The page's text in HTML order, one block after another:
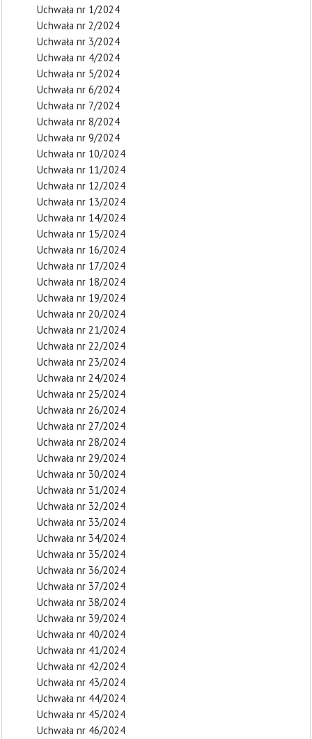
Uchwała nr 1/2024
Uchwała nr 2/2024
Uchwała nr 3/2024
Uchwała nr 4/2024
Uchwała nr 5/2024
Uchwała nr 6/2024
Uchwała nr 7/2024
Uchwała nr 8/2024
Uchwała nr 9/2024
Uchwała nr 10/2024
Uchwała nr 11/2024
Uchwała nr 12/2024
Uchwała nr 13/2024
Uchwała nr 14/2024
Uchwała nr 15/2024
Uchwała nr 16/2024
Uchwała nr 17/2024
Uchwała nr 18/2024
Uchwała nr 19/2024
Uchwała nr 20/2024
Uchwała nr 21/2024
Uchwała nr 22/2024
Uchwała nr 23/2024
Uchwała nr 24/2024
Uchwała nr 25/2024
Uchwała nr 26/2024
Uchwała nr 27/2024
Uchwała nr 28/2024
Uchwała nr 29/2024
Uchwała nr 30/2024
Uchwała nr 31/2024
Uchwała nr 32/2024
Uchwała nr 33/2024
Uchwała nr 34/2024
Uchwała nr 35/2024
Uchwała nr 36/2024
Uchwała nr 37/2024
Uchwała nr 38/2024
Uchwała nr 39/2024
Uchwała nr 40/2024
Uchwała nr 41/2024
Uchwała nr 42/2024
Uchwała nr 43/2024
Uchwała nr 44/2024
Uchwała nr 45/2024
Uchwała nr 46/2024